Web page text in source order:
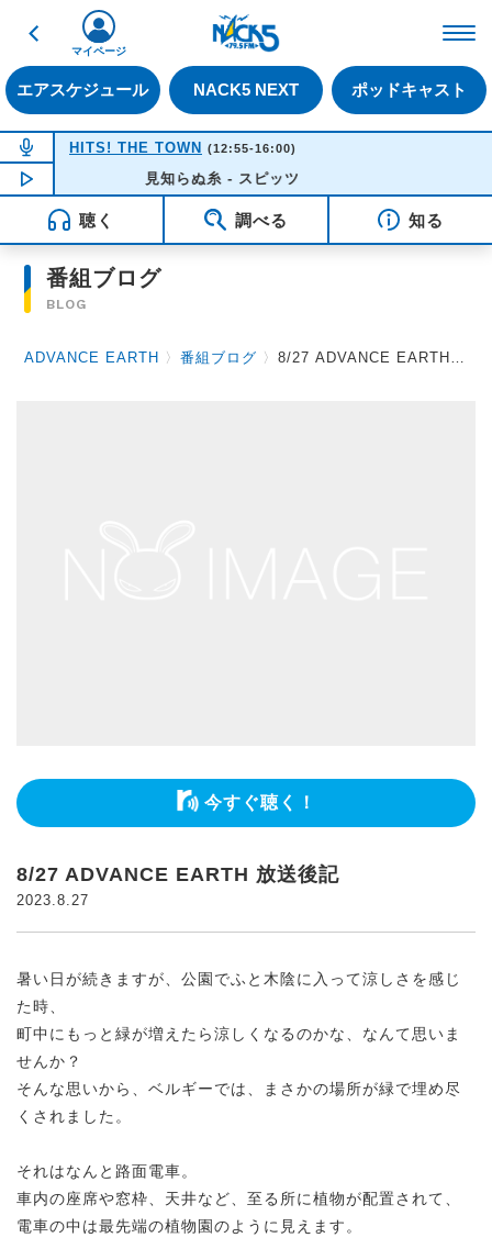
戻る
エアスケジュール NACK5 NEXT ポッドキャスト
マイページ
NOW ON AIR
HITS! THE TOWN (12:55-16:00)
NOW PLAYING13:13
見知らぬ糸 - スピッツ
聴く 調べる 知る
番組ブログ
BLOG
ADVANCE EARTH 〉番組ブログ 〉8/27 ADVANCE EARTH 放送後記
今すぐ聴く！
8/27 ADVANCE EARTH 放送後記
2023.8.27
暑い日が続きますが、公園でふと木陰に入って涼しさを感じ
た時、
町中にもっと緑が増えたら涼しくなるのかな、なんて思いま
せんか？
そんな思いから、ベルギーでは、まさかの場所が緑で埋め尽
くされました。
それはなんと路面電車。
車内の座席や窓枠、天井など、至る所に植物が配置されて、
電車の中は最先端の植物園のように見えます。